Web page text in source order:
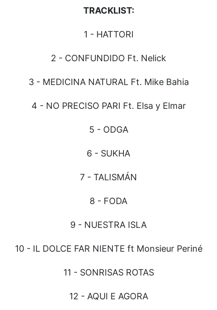
TRACKLIST:
1 - HATTORI
2 - CONFUNDIDO Ft. Nelick
3 - MEDICINA NATURAL Ft. Mike Bahia
4 - NO PRECISO PARI Ft. Elsa y Elmar
5 - ODGA
6 - SUKHA
7 - TALISMÁN
8 - FODA
9 - NUESTRA ISLA
10 - IL DOLCE FAR NIENTE ft Monsieur Periné
11 - SONRISAS ROTAS
12 - AQUI E AGORA